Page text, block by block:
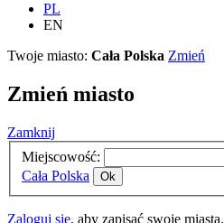
PL
EN
Twoje miasto: Cała Polska Zmień
Zmień miasto
Zamknij
Miejscowość:
Cała Polska
Ok
Zaloguj się, aby zapisać swoje miasta.